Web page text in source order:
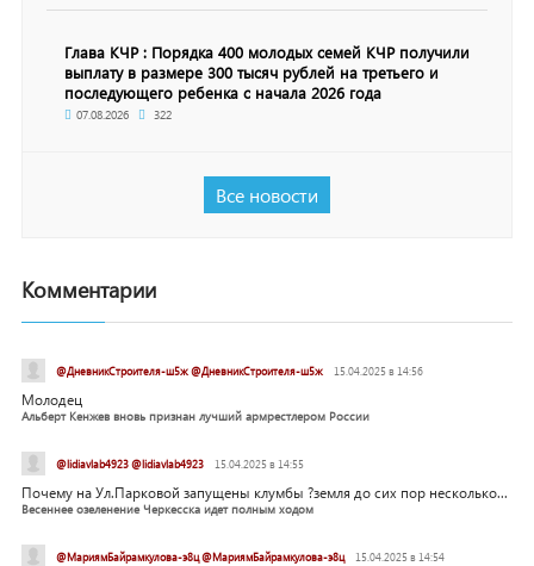
Глава КЧР : Порядка 400 молодых семей КЧР получили
выплату в размере 300 тысяч рублей на третьего и
последующего ребенка с начала 2026 года
07.08.2026 322
Все новости
Комментарии
@ДневникСтроителя-ш5ж @ДневникСтроителя-ш5ж 15.04.2025 в 14:56
Молодец
Альберт Кенжев вновь признан лучший армрестлером России
@lidiavlab4923 @lidiavlab4923 15.04.2025 в 14:55
Почему на Ул.Парковой запущены клумбы ?земля до сих пор несколько...
Весеннее озеленение Черкесска идет полным ходом
@МариямБайрамкулова-э8ц @МариямБайрамкулова-э8ц 15.04.2025 в 14:54